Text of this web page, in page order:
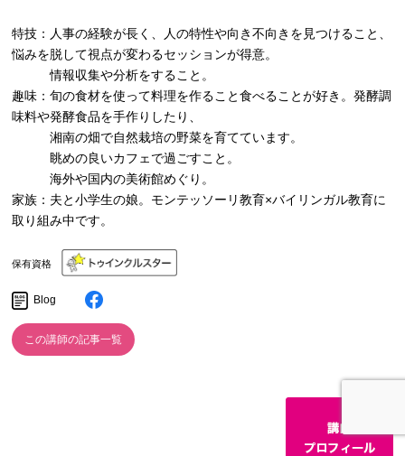
特技：人事の経験が長く、人の特性や向き不向きを見つけること、
悩みを脱して視点が変わるセッションが得意。
情報収集や分析をすること。
趣味：旬の食材を使って料理を作ること食べることが好き。発酵調
味料や発酵食品を手作りしたり、
湘南の畑で自然栽培の野菜を育てています。
眺めの良いカフェで過ごすこと。
海外や国内の美術館めぐり。
家族：夫と小学生の娘。モンテッソーリ教育×バイリンガル教育に
取り組み中です。
保有資格
Blog
この講師の記事一覧